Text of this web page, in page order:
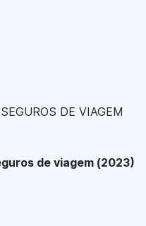
DE VIAGEM
de viagem (2023)